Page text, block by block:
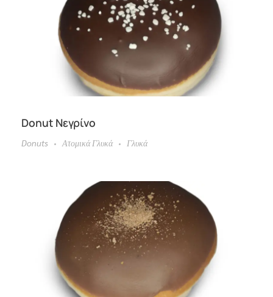
Donut Νεγρίνο
Donuts Ατομικά Γλυκά Γλυκά